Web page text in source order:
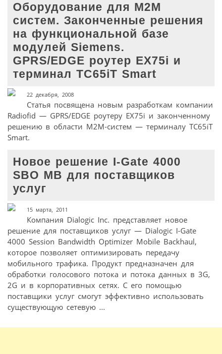
Оборудование для M2M
систем. Законченные решения
на функциональной базе
модулей Siemens.
GPRS/EDGE роутер EX75i и
терминал TC65iT Smart
22 декабря, 2008
Статья посвящена новым разработкам компании
Radiofid — GPRS/EDGE роутеру EX75i и законченному
решению в области M2M-систем — терминалу TC65iT
Smart.
Новое решение I-Gate 4000
SBO MB для поставщиков
услуг
15 марта, 2011
Компания Dialogic Inc. представляет новое
решение для поставщиков услуг — Dialogic I-Gate
4000 Session Bandwidth Optimizer Mobile Backhaul,
которое позволяет оптимизировать передачу
мобильного трафика. Продукт предназначен для
обработки голосового потока и потока данных в 3G,
2G и в корпоративных сетях. С его помощью
поставщики услуг смогут эффективно использовать
существующую сетевую ...